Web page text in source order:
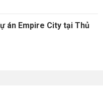
án Empire City tại Thủ